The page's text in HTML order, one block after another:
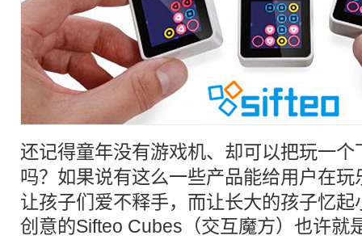
还记得童年没有游戏机、却可以把玩一个
吗？如果说有这么一些产品能给用户在玩
让孩子们爱不释手，而让长大的孩子忆
创意的Sifteo Cubes（交互魔方）也许就